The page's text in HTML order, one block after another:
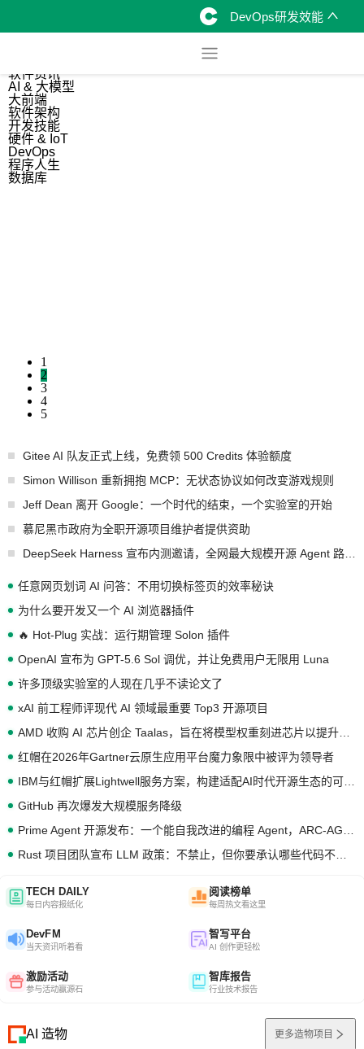
DevOps研发效能
软件资讯
AI & 大模型
大前端
软件架构
开发技能
硬件 & IoT
DevOps
程序人生
数据库
1
2
3
4
5
Gitee AI 队友正式上线，免费领 500 Credits 体验额度
Simon Willison 重新拥抱 MCP：无状态协议如何改变游戏规则
Jeff Dean 离开 Google：一个时代的结束，一个实验室的开始
慕尼黑市政府为全职开源项目维护者提供资助
任意网页划词 AI 问答：不用切换标签页的效率秘诀
为什么要开发又一个 AI 浏览器插件
🔥 Hot-Plug 实战：运行期管理 Solon 插件
OpenAI 宣布为 GPT-5.6 Sol 调优，并让免费用户无限用 Luna
许多顶级实验室的人现在几乎不读论文了
xAI 前工程师评现代 AI 领域最重要 Top3 开源项目
红帽在2026年Gartner云原生应用平台魔力象限中被评为领导者
GitHub 再次爆发大规模服务降级
TECH DAILY
每日内容报纸化
阅读榜单
每周热文看这里
DevFM
当天资讯听着看
智写平台
AI 创作更轻松
激励活动
参与活动赢源石
智库报告
行业技术报告
AI 造物 更多造物项目